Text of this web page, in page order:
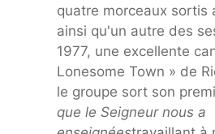
quatre morceaux sortis
ainsi qu'un autre des
1977, une excellente
Lonesome Town » de
le groupe sort son
que le Seigneur nous a